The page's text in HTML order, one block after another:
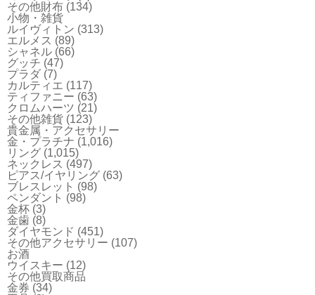
その他財布 (134)
小物・雑貨
ルイヴィトン (313)
エルメス (89)
シャネル (66)
グッチ (47)
プラダ (7)
カルティエ (117)
ティファニー (63)
クロムハーツ (21)
その他雑貨 (123)
貴金属・アクセサリー
金・プラチナ (1,016)
リング (1,015)
ネックレス (497)
ピアス/イヤリング (63)
ブレスレット (98)
ペンダント (98)
金杯 (3)
金歯 (8)
ダイヤモンド (451)
その他アクセサリー (107)
お酒
ウイスキー (12)
その他買取商品
金券 (34)